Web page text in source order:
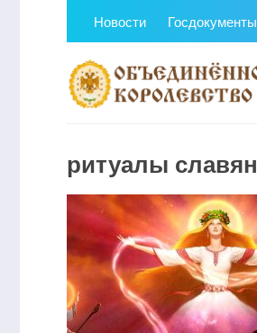
Новости Госдокументы
ритуалы славян